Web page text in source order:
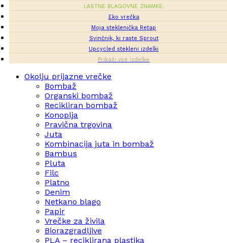
LASTNE BLAGOVNE ZNAMKE:
Eko vrečka
Moja steklenička Retap
Svinčnik, ki raste Sprout
Upcycled stekleni izdelki
Prikaži vse izdelke
Okolju prijazne vrečke
Bombaž
Organski bombaž
Recikliran bombaž
Konoplja
Pravična trgovina
Juta
Kombinacija juta in bombaž
Bambus
Pluta
Filc
Platno
Denim
Netkano blago
Papir
Vrečke za živila
Biorazgradljive
PLA – reciklirana plastika